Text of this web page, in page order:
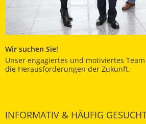
Wir suchen Sie!
Unser engagiertes und motiviertes
die Herausforderungen der Zukunft.
INFORMATIV & HÄUFIG